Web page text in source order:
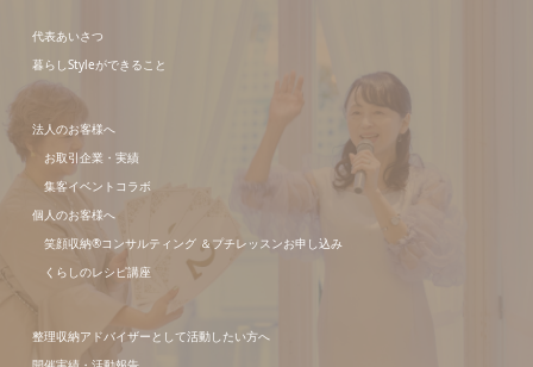
代表あいさつ
暮らしStyleができること
法人のお客様へ
お取引企業・実績
集客イベントコラボ
個人のお客様へ
笑顔収納®コンサルティング ＆プチレッスンお申し込み
くらしのレシピ講座
整理収納アドバイザーとして活動したい方へ